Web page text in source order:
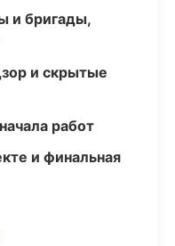
и бригады,
и скрытые
работ
и финальная